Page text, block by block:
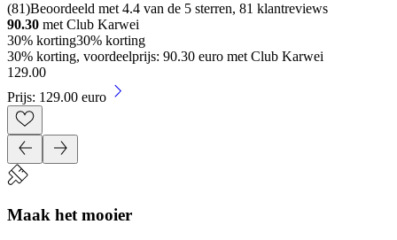
(81)Beoordeeld met 4.4 van de 5 sterren, 81 klantreviews
90.30 met Club Karwei
30% korting30% korting
30% korting, voordeelprijs: 90.30 euro met Club Karwei
129.00
Prijs: 129.00 euro
Maak het mooier